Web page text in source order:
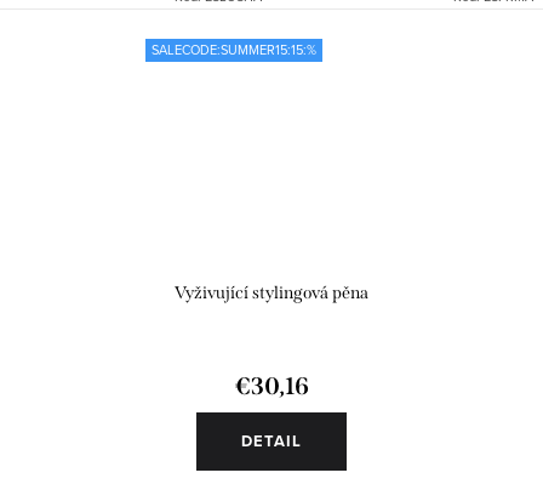
SALECODE:SUMMER15:15:%
Vyživující stylingová pěna
€30,16
DETAIL